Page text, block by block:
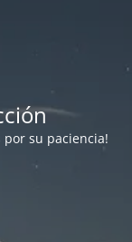
su paciencia!